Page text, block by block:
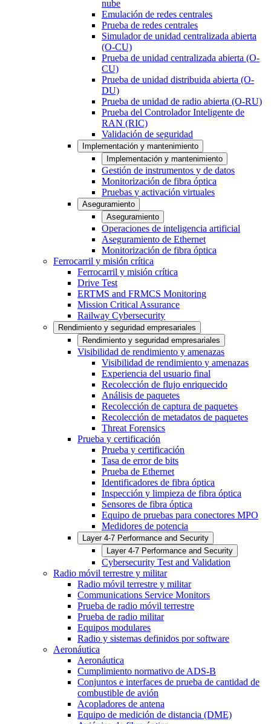
nube
Emulación de redes centrales
Prueba de redes centrales
Simulador de unidad centralizada abierta
(O-CU)
Prueba de unidad centralizada abierta (O-
CU)
Prueba de unidad distribuida abierta (O-
DU)
Prueba de unidad de radio abierta (O-RU)
Prueba del Controlador Inteligente de
RAN (RIC)
Validación de seguridad
Implementación y mantenimiento
Implementación y mantenimiento
Gestión de instrumentos y de datos
Monitorización de fibra óptica
Pruebas y activación virtuales
Aseguramiento
Aseguramiento
Operaciones de inteligencia artificial
Aseguramiento de Ethernet
Monitorización de fibra óptica
Ferrocarril y misión crítica
Ferrocarril y misión crítica
Drive Test
ERTMS and FRMCS Monitoring
Mission Critical Assurance
Railway Cybersecurity
Rendimiento y seguridad empresariales
Rendimiento y seguridad empresariales
Visibilidad de rendimiento y amenazas
Visibilidad de rendimiento y amenazas
Experiencia del usuario final
Recolección de flujo enriquecido
Análisis de paquetes
Recolección de captura de paquetes
Recolección de metadatos de paquetes
Threat Forensics
Prueba y certificación
Prueba y certificación
Tasa de error de bits
Prueba de Ethernet
Identificadores de fibra óptica
Inspección y limpieza de fibra óptica
Sensores de fibra óptica
Equipo de pruebas para conectores MPO
Medidores de potencia
Layer 4-7 Performance and Security
Layer 4-7 Performance and Security
Cybersecurity Test and Validation
Radio móvil terrestre y militar
Radio móvil terrestre y militar
Communications Service Monitors
Prueba de radio móvil terrestre
Prueba de radio militar
Equipos modulares
Radio y sistemas definidos por software
Aeronáutica
Aeronáutica
Cumplimiento normativo de ADS-B
Conjuntos e interfaces de prueba de cantidad de
combustible de avión
Acopladores de antena
Equipo de medición de distancia (DME)